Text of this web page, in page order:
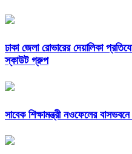
ঢাকা জেলা রোভারের দেয়ালিকা
স্কাউট গ্রুপ
সাবেক শিক্ষামন্ত্রী নওফেলের